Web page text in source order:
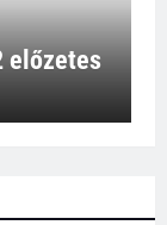
előzetes